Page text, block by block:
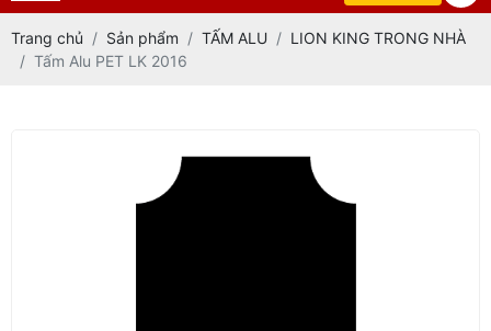
Trang chủ Sản phẩm TẤM ALU
LION KING TRONG NHÀ
Tấm Alu PET LK 2016